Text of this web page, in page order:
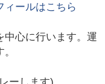
ィールはこちら
中心に行います。運